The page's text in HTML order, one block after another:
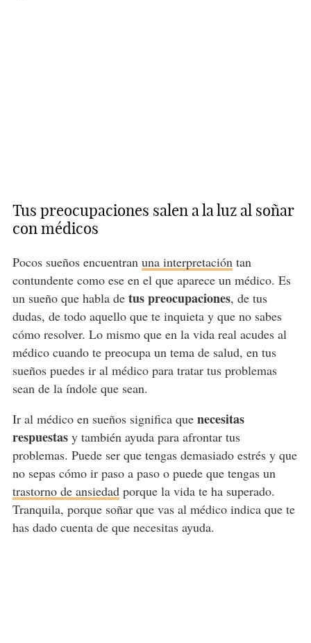
Tus preocupaciones salen a la luz al soñar
con médicos
Pocos sueños encuentran una interpretación tan
contundente como ese en el que aparece un médico. Es
un sueño que habla de tus preocupaciones, de tus
dudas, de todo aquello que te inquieta y que no sabes
cómo resolver. Lo mismo que en la vida real acudes al
médico cuando te preocupa un tema de salud, en tus
sueños puedes ir al médico para tratar tus problemas
sean de la índole que sean.
Ir al médico en sueños significa que necesitas
respuestasy también ayuda para afrontar tus
problemas. Puede ser que tengas demasiado estrés y que
no sepas cómo ir paso a paso o puede que tengas un
trastorno de ansiedadporque la vida te ha superado.
Tranquila, porque soñar que vas al médico indica que te
has dado cuenta de que necesitas ayuda.